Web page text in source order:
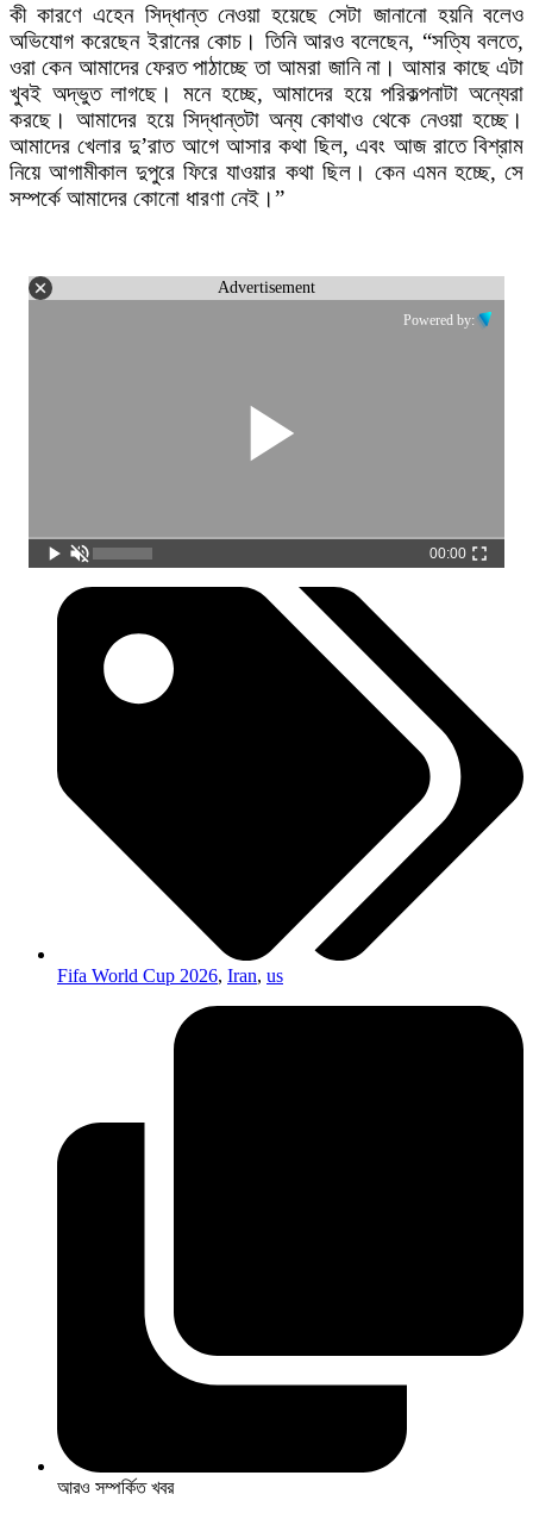
কী কারণে এহেন সিদ্ধান্ত নেওয়া হয়েছে সেটা জানানো হয়নি বলেও
অভিযোগ করেছেন ইরানের কোচ। তিনি আরও বলেছেন, “সত্যি বলতে,
ওরা কেন আমাদের ফেরত পাঠাচ্ছে তা আমরা জানি না। আমার কাছে এটা
খুবই অদ্ভুত লাগছে। মনে হচ্ছে, আমাদের হয়ে পরিকল্পনাটা অন্যেরা
করছে। আমাদের হয়ে সিদ্ধান্তটা অন্য কোথাও থেকে নেওয়া হচ্ছে।
আমাদের খেলার দু’রাত আগে আসার কথা ছিল, এবং আজ রাতে বিশ্রাম
নিয়ে আগামীকাল দুপুরে ফিরে যাওয়ার কথা ছিল। কেন এমন হচ্ছে, সে
সম্পর্কে আমাদের কোনো ধারণা নেই।”
Advertisement
Powered by:
00:00
Fifa World Cup 2026, Iran, us
আরও সম্পর্কিত খবর